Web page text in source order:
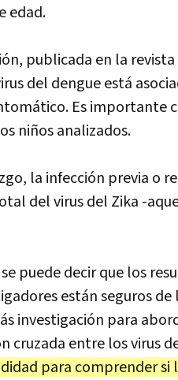
edad.
publicada en la
del dengue está
Es importante
niños analizados.
la infección previa o
del virus del Zika -
puede decir que los
están seguros
investigación para
cruzada entre los virus
para comprender